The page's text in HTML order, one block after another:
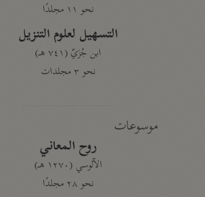
نحو ١١ مجلدًا
التسهيل لعلوم التنزيل
ابن جُزَيّ (٧٤١ هـ)
نحو ٣ مجلدات
موسوعات
روح المعاني
الآلوسي (١٢٧٠ هـ)
نحو ٢٨ مجلدًا